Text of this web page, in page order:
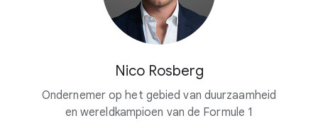
Nico Rosberg
Ondernemer op het gebied van duurzaamheid
en wereldkampioen van de Formule 1